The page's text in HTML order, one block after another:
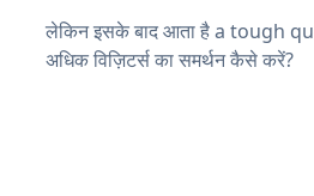
लेकिन इसके बाद आता है a tough
अधिक विज़िटर्स का समर्थन कैसे करें?